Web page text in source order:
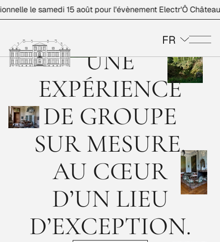
le samedi 15 août pour l'évènement Electr'Ô Château.
FR
UNE
EXPÉRIENCE
DE GROUPE
SUR MESURE,
AU CŒUR
D’UN LIEU
D’EXCEPTION.